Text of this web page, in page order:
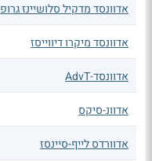
אדוונסד מדקיל סלושיינז גרופ
אדוונסד מיקרו דיווייסז
אדוונסד-AdvT
אדוונ-סיקס
אדוורדס לייף-סיינסז